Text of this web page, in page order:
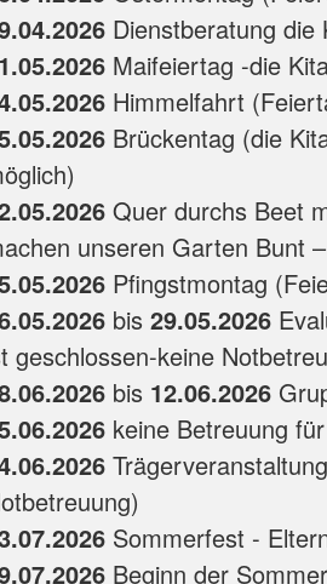
Dienstberatung
Maifeiertag -die
Himmelfahrt
Brückentag (die
Quer durchs Beet
unseren Garten Bunt
Pfingstmontag
bis 29.05.2026
geschlossen-keine
bis 12.06.2026
keine Betreuung
Sommerfest -
Beginn der